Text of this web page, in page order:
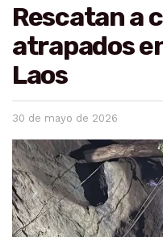
Rescatan a
atrapados
Laos
30 de mayo de 2026